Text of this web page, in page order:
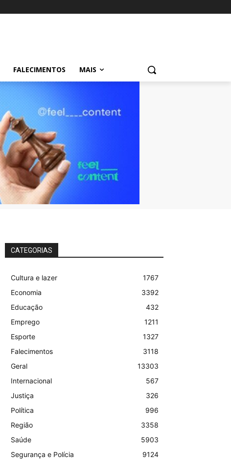
FALECIMENTOS MAIS
CATEGORIAS
Cultura e lazer
1767
Economia
3392
Educação
432
Emprego
1211
Esporte
1327
Falecimentos
3118
Geral
13303
Internacional
567
Justiça
326
Política
996
Região
3358
Saúde
5903
Segurança e Polícia
9124